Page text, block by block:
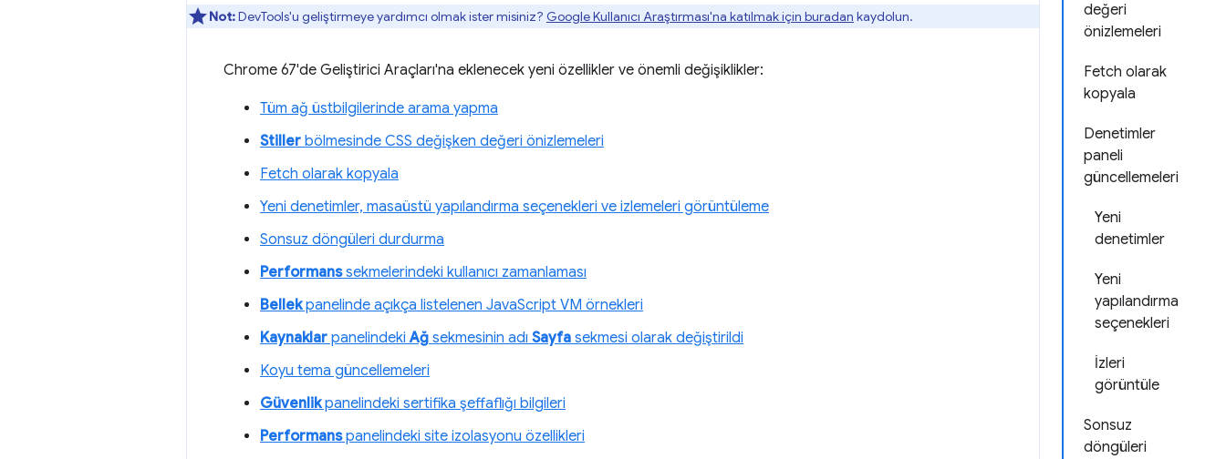
değeri
önizlemeleri
Fetch olarak
kopyala
Denetimler
paneli
güncellemeleri
Yeni
denetimler
Yeni
yapılandırma
seçenekleri
İzleri
görüntüle
Sonsuz
döngüleri
Not:DevTools'u geliştirmeye yardımcı olmak ister misiniz? Google Kullanıcı Araştırması'na katılmak için buradan kaydolun.
Chrome 67'de Geliştirici Araçları'na eklenecek yeni özellikler ve önemli değişiklikler:
Tüm ağ üstbilgilerinde arama yapma
Stiller bölmesinde CSS değişken değeri önizlemeleri
Fetch olarak kopyala
Yeni denetimler, masaüstü yapılandırma seçenekleri ve izlemeleri görüntüleme
Sonsuz döngüleri durdurma
Performanssekmelerindeki kullanıcı zamanlaması
Bellekpanelinde açıkça listelenen JavaScript VM örnekleri
Kaynaklar panelindekiAğ sekmesinin adı Sayfa sekmesi olarak değiştirildi
Koyu tema güncellemeleri
Güvenlikpanelindeki sertifika şeffaflığı bilgileri
Performanspanelindeki site izolasyonu özellikleri